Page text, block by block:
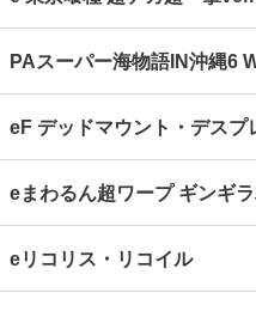
PAスーパー海物語IN沖縄6
eF デッドマウント・デスプ
eまわるん超ワープ ギンギ
eリコリス・リコイル